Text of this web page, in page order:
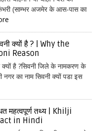
(साम्भर अजमेर के आस-पास का
क्यों है ? | Why the
Reason
क्यों है ?सिवनी जिले के नामकरण के
नगर का नाम सिवनी क्यों पडा इस
महत्वपूर्ण तथ्य | Khilji
in Hindi